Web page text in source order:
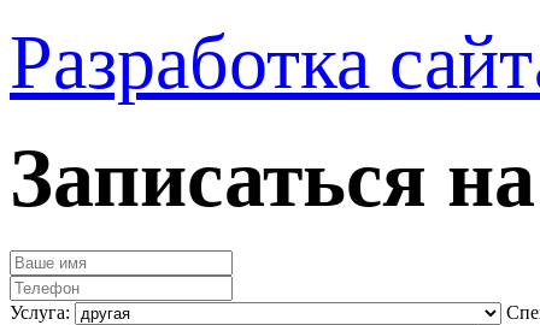
Разработка
Записаться
Услуга: